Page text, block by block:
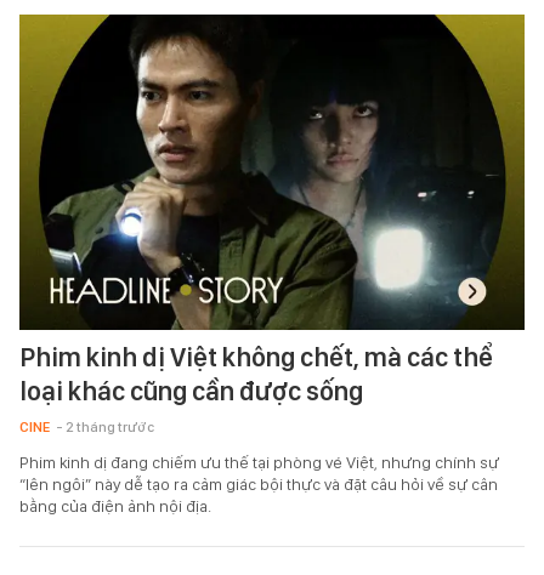
Phim kinh dị Việt không chết, mà các thể
loại khác cũng cần được sống
CINE - 2 tháng trước
Phim kinh dị đang chiếm ưu thế tại phòng vé Việt, nhưng chính sự
“lên ngôi” này dễ tạo ra cảm giác bội thực và đặt câu hỏi về sự cân
bằng của điện ảnh nội địa.